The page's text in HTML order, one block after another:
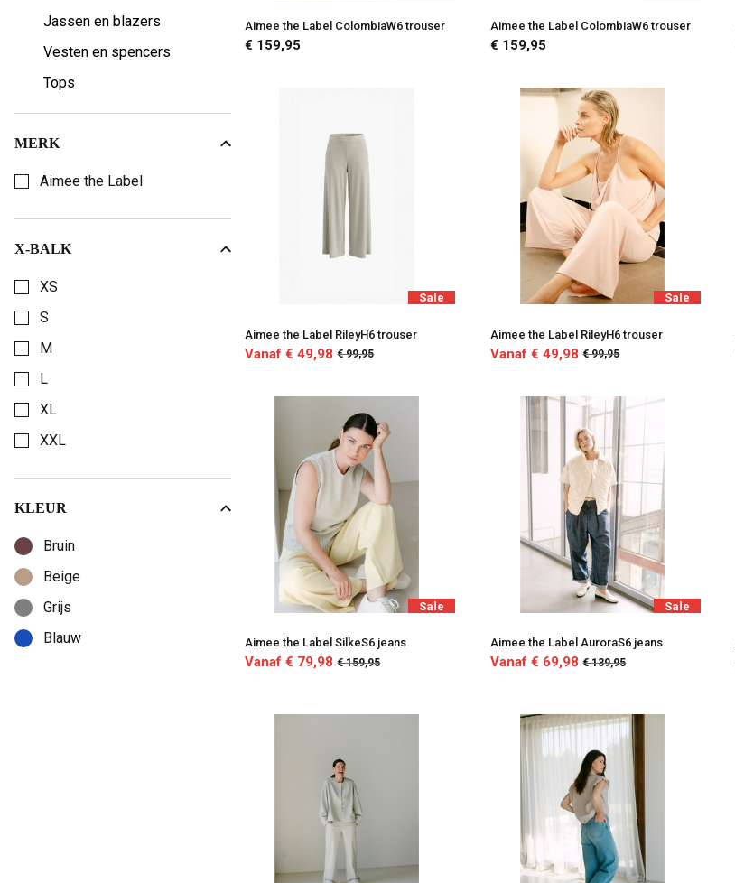
Jassen en blazers
Vesten en spencers
Tops
MERK
Aimee the Label
X-BALK
XS
S
M
L
XL
XXL
KLEUR
Bruin
Beige
Grijs
Blauw
Aimee the Label ColombiaW6 trouser
€ 159,95
Aimee the Label ColombiaW6 trouser
€ 159,95
Sale
Aimee the Label RileyH6 trouser
Vanaf € 49,98 € 99,95
Sale
Aimee the Label RileyH6 trouser
Vanaf € 49,98 € 99,95
Sale
Aimee the Label SilkeS6 jeans
Vanaf € 79,98 € 159,95
Sale
Aimee the Label AuroraS6 jeans
Vanaf € 69,98 € 139,95